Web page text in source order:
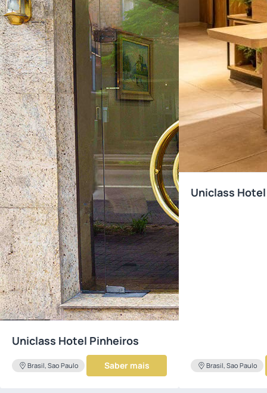
Uniclass Hotel Pinheiros
Brasil, Sao Paulo Saber mais
Uniclass
Brasil, Sao Paulo